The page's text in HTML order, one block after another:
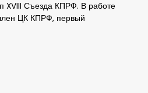
XVIII Съезда КПРФ. В работе
ЦК КПРФ, первый